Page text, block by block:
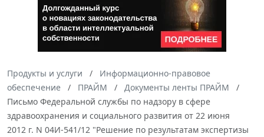
Продукты и услуги
Информационно-правовое
обеспечение
ПРАЙМ
Документы ленты ПРАЙМ
Письмо Федеральной службы по надзору в сфере
здравоохранения и социального развития от 22 июня
2012 г. N 04И-541/12 "Решение по результатам экспертизы